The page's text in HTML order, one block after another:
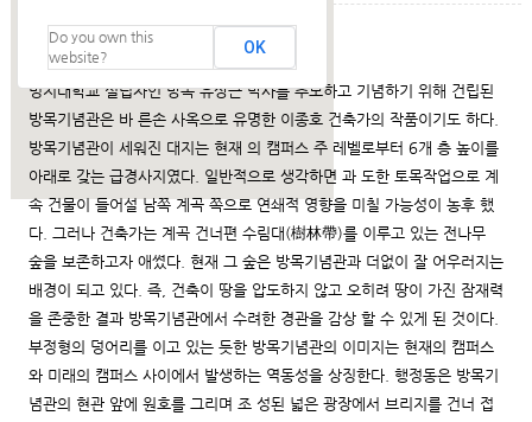
Do you own this
website?
OK
건축설명
명지대학교 설립자인 방목 유상근 박사를 추모하고 기념하기 위해 건립된
방목기념관은 바 른손 사옥으로 유명한 이종호 건축가의 작품이기도 하다.
방목기념관이 세워진 대지는 현재 의 캠퍼스 주 레벨로부터 6개 층 높이를
아래로 갖는 급경사지였다. 일반적으로 생각하면 과 도한 토목작업으로 계
속 건물이 들어설 남쪽 계곡 쪽으로 연쇄적 영향을 미칠 가능성이 농후 했
다. 그러나 건축가는 계곡 건너편 수림대(樹林帶)를 이루고 있는 전나무
숲을 보존하고자 애썼다. 현재 그 숲은 방목기념관과 더없이 잘 어우러지는
배경이 되고 있다. 즉, 건축이 땅을 압도하지 않고 오히려 땅이 가진 잠재력
을 존중한 결과 방목기념관에서 수려한 경관을 감상 할 수 있게 된 것이다.
부정형의 덩어리를 이고 있는 듯한 방목기념관의 이미지는 현재의 캠퍼스
와 미래의 캠퍼스 사이에서 발생하는 역동성을 상징한다. 행정동은 방목기
념관의 현관 앞에 원호를 그리며 조 성된 넓은 광장에서 브리지를 건너 접